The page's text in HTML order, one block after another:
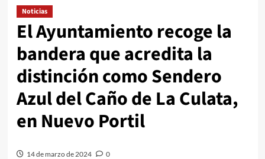
Noticias
El Ayuntamiento recoge la
bandera que acredita la
distinción como Sendero
Azul del Caño de La Culata,
en Nuevo Portil
14 de marzo de 2024 0